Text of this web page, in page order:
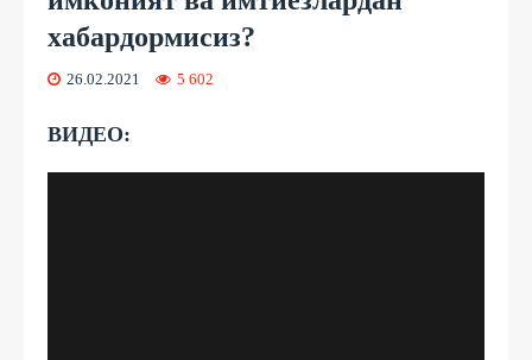
хабардормисиз?
26.02.2021 5 602
ВИДЕО: